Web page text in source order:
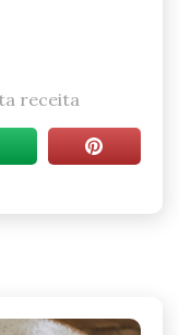
receita